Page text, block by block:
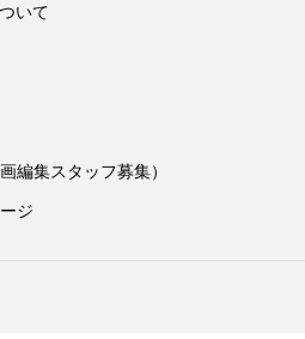
いて
編集スタッフ募集）
ジ